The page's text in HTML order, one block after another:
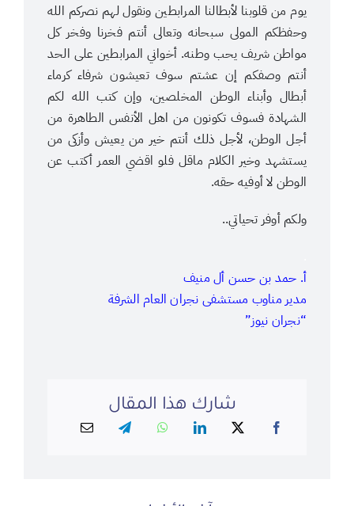
يوم من قلوبنا لأبطالنا المرابطين ونقول لهم نصركم الله
وحفظكم المولى سبحانه وتعالى أنتم فخرنا وفخر كل
مواطن شريف يحب وطنه. أخواني المرابطين على الحد
أنتم وصفكم إن عشتم سوف تعيشون شرفاء كرماء
أبطال وأبناء الوطن المخلصين، وإن كتب الله لكم
الشهادة فسوف تكونون من اهل الأنفس الطاهرة من
أجل الوطن، لأجل ذلك أنتم خير من يعيش وأزكى من
يستشهد وخير الكلام ماقل فلو اقضي العمر أكتب عن
الوطن لا أوفيه حقه.
ولكم أوفر تحياتي..
أ. حمد بن حسن أل منيف
مدير مناوب مستشفى نجران العام الشرفة
“نجران نيوز”
شارك هذا المقال